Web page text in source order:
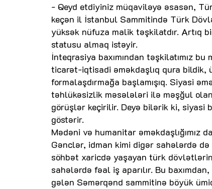
- Qeyd etdiyiniz müqaviləyə əsasən,
keçən il İstanbul Sammitində Türk
yüksək nüfuza malik təşkilatdır. Artıq
statusu almaq istəyir.
İnteqrasiya baxımından təşkilatımız
ticarət-iqtisadi əməkdaşlıq qura bildik,
formalaşdırmağa başlamışıq. Siyasi
təhlükəsizlik məsələləri ilə məşğul
görüşlər keçirilir. Deyə bilərik ki, siyasi
göstərir.
Mədəni və humanitar əməkdaşlığımız
Gənclər, idman kimi digər sahələrdə
söhbət xaricdə yaşayan türk
sahələrdə fəal iş aparılır. Bu
gələn Səmərqənd sammitinə böyük